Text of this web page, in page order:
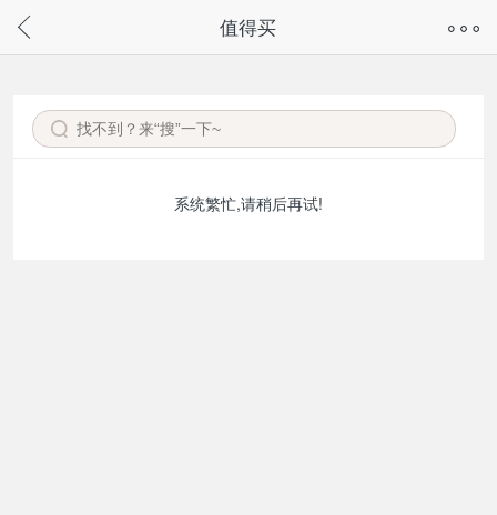
请通过微信或支付宝搜“奇兔客小程序”访问
值得买
系统繁忙,请稍后再试!